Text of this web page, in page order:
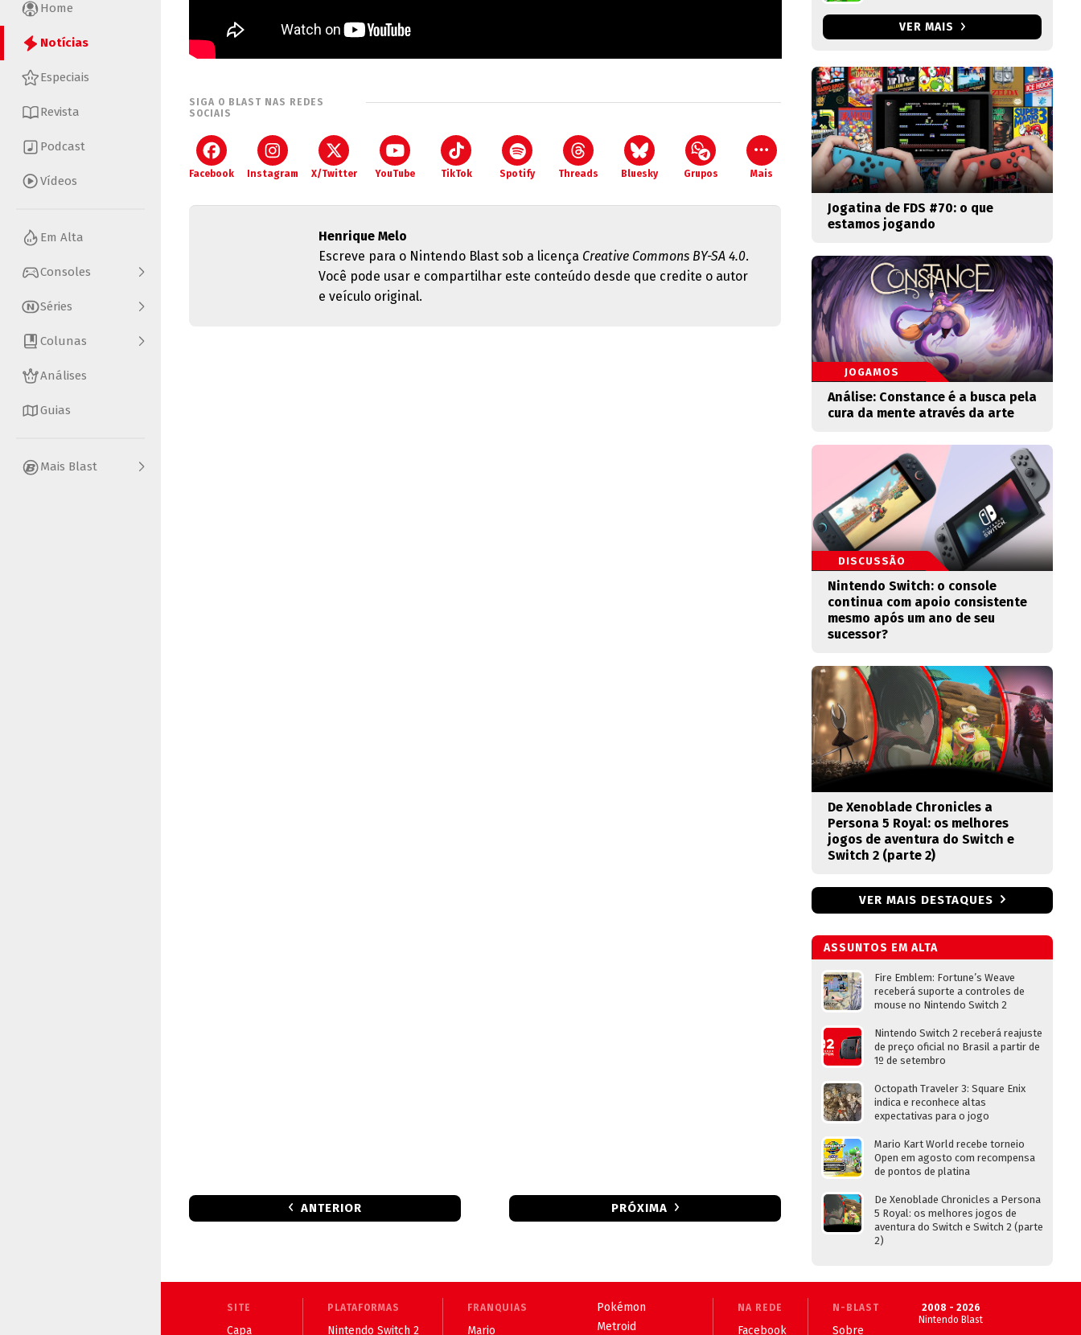
Home
Notícias
Especiais
Revista
Podcast
Vídeos
Em Alta
Consoles
Séries
Colunas
Análises
Guias
Mais Blast
SIGA O BLAST NAS REDES
SOCIAIS
Facebook Instagram X/Twitter YouTube TikTok Spotify Threads Bluesky Grupos Mais
Henrique Melo
Escreve para o Nintendo Blast sob a licença Creative Commons BY-SA 4.0.
Você pode usar e compartilhar este conteúdo desde que credite o autor
e veículo original.
ANTERIOR PRÓXIMA
VER MAIS
Jogatina de FDS #70: o que
estamos jogando
JOGAMOS
Análise: Constance é a busca pela
cura da mente através da arte
DISCUSSÃO
Nintendo Switch: o console
continua com apoio consistente
mesmo após um ano de seu
sucessor?
De Xenoblade Chronicles a
Persona 5 Royal: os melhores
jogos de aventura do Switch e
Switch 2 (parte 2)
VER MAIS DESTAQUES
ASSUNTOS EM ALTA
Fire Emblem: Fortune’s Weave
receberá suporte a controles de
mouse no Nintendo Switch 2
Nintendo Switch 2 receberá reajuste
de preço oficial no Brasil a partir de
1º de setembro
Octopath Traveler 3: Square Enix
indica e reconhece altas
expectativas para o jogo
Mario Kart World recebe torneio
Open em agosto com recompensa
de pontos de platina
De Xenoblade Chronicles a Persona
5 Royal: os melhores jogos de
aventura do Switch e Switch 2 (parte
2)
SITE
Capa
PLATAFORMAS
Nintendo Switch 2
FRANQUIAS
Mario
Pokémon
Metroid
NA REDE
Facebook
N-BLAST
Sobre
2008 - 2026
Nintendo Blast